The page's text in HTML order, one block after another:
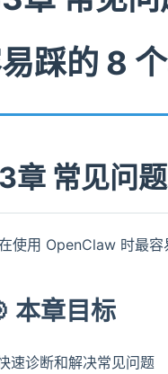
踩的 8
章 常见问
使用 OpenClaw 时最容
本章目标
速诊断和解决常见问题